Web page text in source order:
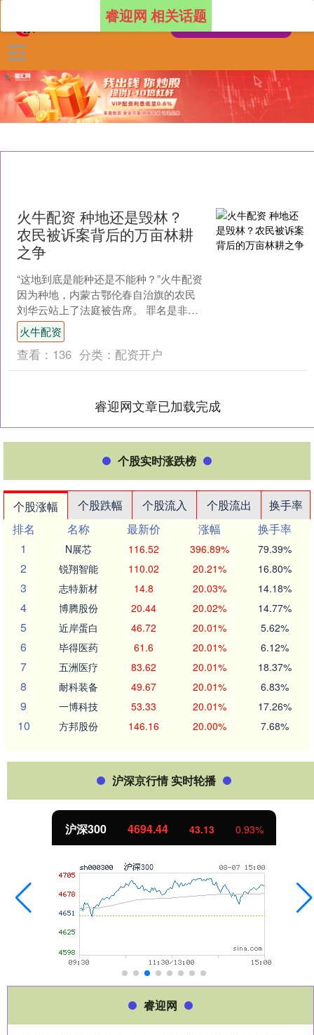
睿迎网 相关话题
火牛配资 种地还是毁林？
农民被诉案背后的万亩林耕
之争
“这地到底是能种还是不能种？”火牛配资
因为种地，内蒙古鄂伦春自治旗的农民
刘华云站上了法庭被告席。 罪名是非法
占用农用地。公诉人指控，这些土地在
当地林业公司（林....
火牛配资
查看： 136 分类： 配资开户
睿迎网文章已加载完成
个股实时涨跌榜
个股涨幅 个股跌幅 个股流入 个股流出
换手率
排名
名称 最新价 涨幅
换手率
1
N展芯 116.52 396.89% 79.39%
2 锐翔智能 110.02 20.21% 16.80%
3 志特新材 14.8 20.03% 14.18%
4 博腾股份 20.44 20.02% 14.77%
5 近岸蛋白 46.72 20.01% 5.62%
6 毕得医药 61.6 20.01% 6.12%
7 五洲医疗 83.62 20.01% 18.37%
8 耐科装备 49.67 20.01% 6.83%
9 一博科技 53.33 20.01% 17.26%
10 方邦股份 146.16 20.00% 7.68%
沪深京行情 实时轮播
沪深300 4694.44 43.13 0.93%
睿迎网